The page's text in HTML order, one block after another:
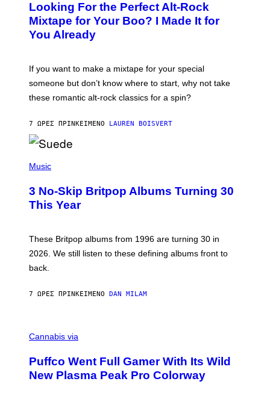
T
O
B
Y
K
H
T
N
/
R
D
F
R
N
Looking For the Perfect Alt-Rock
Mixtape for Your Boo? I Made It for
You Already
If you want to make a mixtape for your special
someone but don’t know where to start, why not take
these romantic alt-rock classics for a spin?
7 ΏΡΕΣ ΠΡΙΝ ΚΕΊΜΕΝΟ LAUREN BOISVERT
H
O
B
Y
E
S
V
A
I
N
E
T
T
Music
3 No-Skip Britpop Albums Turning 30
This Year
These Britpop albums from 1996 are turning 30 in
2026. We still listen to these defining albums front to
back.
7 ΏΡΕΣ ΠΡΙΝ ΚΕΊΜΕΝΟ DAN MILAM
O
T
E
S
Cannabis via
Puffco Went Full Gamer With Its Wild
New Plasma Peak Pro Colorway